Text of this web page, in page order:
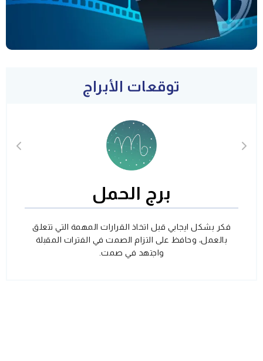
توقعات الأبراج
برج الحمل
فكر بشكل ايجابي قبل اتخاذ القرارات المهمة التي تتعلق
بالعمل، وحافظ على التزام الصمت في الفترات المقبلة
واجتهد في صمت.